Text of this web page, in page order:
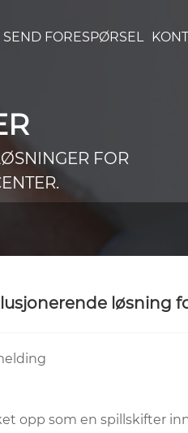
SEND FORESPØRSEL
FOR
løsning
opp som en spillskifter